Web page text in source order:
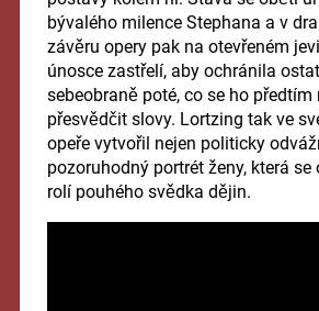
bývalého milence Stephana a v
závěru opery pak na otevřeném
únosce zastřelí, aby ochránila
sebeobraně poté, co se ho
přesvědčit slovy. Lortzing tak ve
opeře vytvořil nejen politicky
pozoruhodný portrét ženy, která
rolí pouhého svědka dějin.